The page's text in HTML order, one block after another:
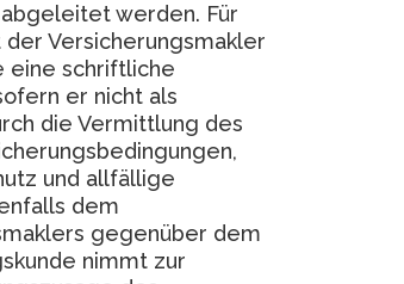
werden. Für
Versicherungsmakler
eine schriftliche
er nicht als
die Vermittlung des
und allfällige
dem
gegenüber dem
nimmt zur